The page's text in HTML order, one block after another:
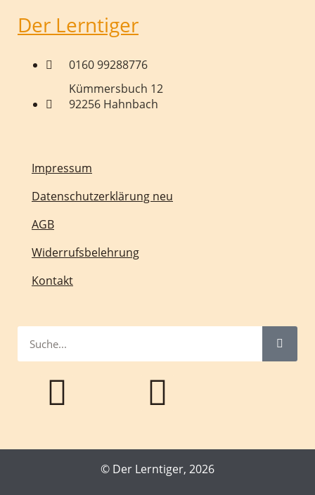
Der Lerntiger
0160 99288776
Kümmersbuch 12
92256 Hahnbach
Impressum
Datenschutzerklärung neu
AGB
Widerrufsbelehrung
Kontakt
© Der Lerntiger, 2026